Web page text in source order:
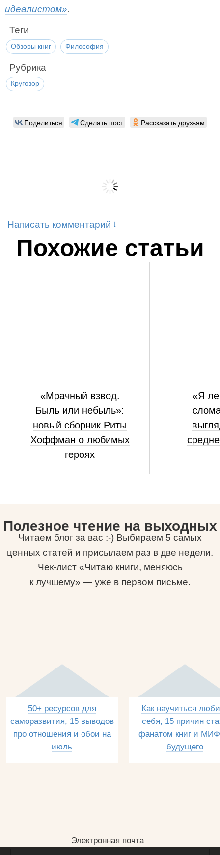
идеалистом».
Теги
Обзоры книг Философия
Рубрика
Кругозор
Поделиться Сделать пост Рассказать друзьям
Написать комментарий
Похожие статьи
«Мрачный взвод.
Быль или небыль»:
новый сборник Риты
Хоффман о любимых
героях
«Я
Полезное чтение на выходных
Читаем блог за вас :-) Выбираем 5 самых
ценных статей и присылаем раз в две недели.
Чек-лист «Читаю книги, меняюсь
к лучшему» — уже в первом письме.
50+ ресурсов для
саморазвития, 15 выводов
про отношения и обои на
июль
Как научиться
себя, 15 причин
фанатом книг и
будущего
Электронная почта